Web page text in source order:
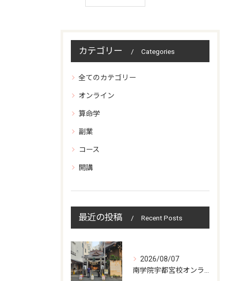
カテゴリー Categories
全てのカテゴリー
オンライン
算命学
副業
コース
開講
最近の投稿 Recent Posts
2026/08/07